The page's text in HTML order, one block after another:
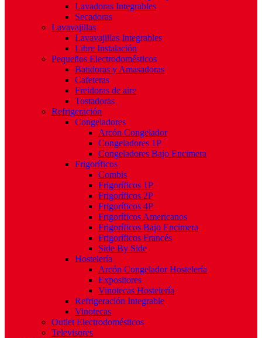
Lavadoras Integrables
Secadoras
Lavavajillas
Lavavajillas Integrables
Libre Instalación
Pequeños Electrodomésticos
Batidoras y Amasadoras
Cafeteras
Freidoras de aire
Tostadoras
Refrigeración
Congeladores
Arcón Congelador
Congeladores 1P
Congeladores Bajo Encimera
Frigoríficos
Combis
Frigoríficos 1P
Frigoríficos 2P
Frigoríficos 4P
Frigoríficos Americanos
Frigoríficos Bajo Encimera
Frigoríficos Francés
Side By Side
Hostelería
Arcón Congelador Hostelería
Expositores
Vinotecas Hostelería
Refrigeración Integrable
Vinotecas
Outlet Electrodomésticos
Televisores